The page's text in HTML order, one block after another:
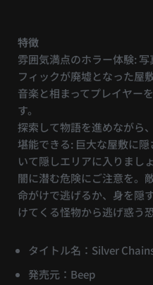
特徴
雰囲気満点のホラー体験:
フィックが廃墟となった屋
音楽と相まってプレイヤー
す。
探索して物語を進めながら
堪能できる: 巨大な屋敷に
いて隠しエリアに入りましょ
闇に潜む危険にご注意を。
命がけで逃げるか、身を隠
けてくる怪物から逃げ惑う
タイトル名：Silver
発売元：Beep